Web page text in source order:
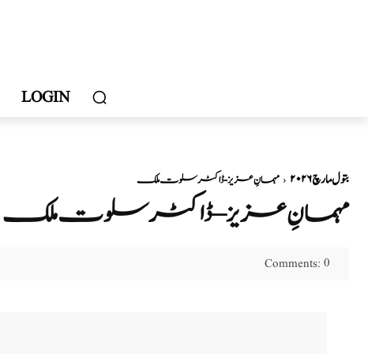
LOGIN
بتول مارچ ۲۰۲۶ مہمانِ عزیز - ڈاکٹر سلوت ملک
مہمانِ عزیز – ڈاکٹر سلوت ملک
Comments: 0